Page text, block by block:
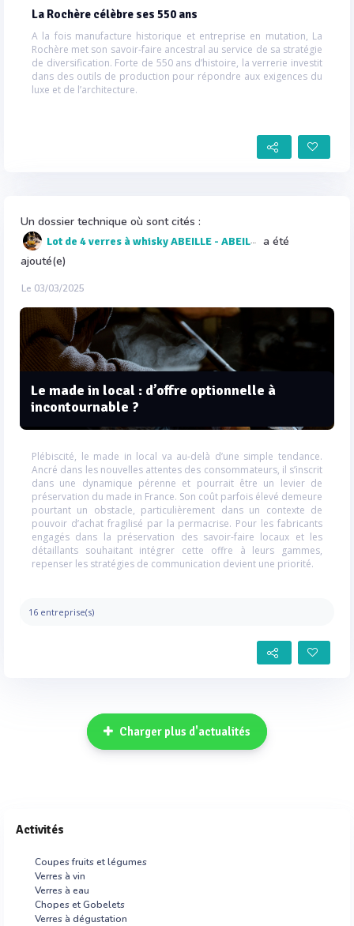
La Rochère célèbre ses 550 ans
A la fois manufacture historique et entreprise en mutation, La
Rochère met son savoir-faire ancestral au service de sa stratégie
de diversification. Forte de 550 ans d’histoire, la verrerie investit
dans des outils de production pour répondre aux exigences du
luxe et de l’architecture.
Un dossier technique où sont cités :
Lot de 4 verres à whisky ABEILLE - ABEILLE - Abeille
a été
ajouté(e)
Le 03/03/2025
Le made in local : d’offre optionnelle à
incontournable ?
Plébiscité, le made in local va au-delà d’une simple tendance.
Ancré dans les nouvelles attentes des consommateurs, il s’inscrit
dans une dynamique pérenne et pourrait être un levier de
préservation du made in France. Son coût parfois élevé demeure
pourtant un obstacle, particulièrement dans un contexte de
pouvoir d’achat fragilisé par la permacrise. Pour les fabricants
engagés dans la préservation des savoir-faire locaux et les
détaillants souhaitant intégrer cette offre à leurs gammes,
repenser les stratégies de communication devient une priorité.
16 entreprise(s)
Charger plus d'actualités
Activités
Coupes fruits et légumes
Verres à vin
Verres à eau
Chopes et Gobelets
Verres à dégustation